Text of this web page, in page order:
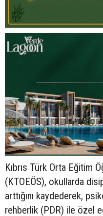
Kıbrıs Türk Orta Eğitim
(KTOEÖS), okullarda
arttığını kaydederek,
rehberlik (PDR) ile özel